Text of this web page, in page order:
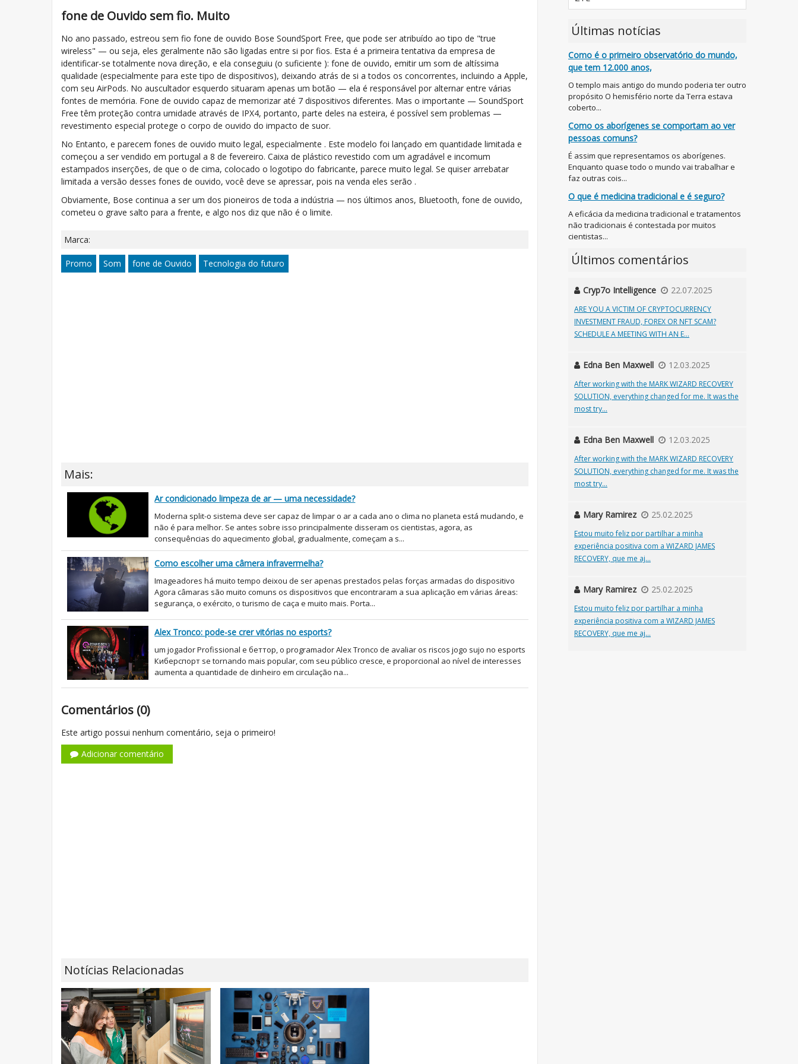
fone de Ouvido sem fio. Muito
No ano passado, estreou sem fio fone de ouvido Bose SoundSport Free, que pode ser atribuído ao tipo de "true
wireless" — ou seja, eles geralmente não são ligadas entre si por fios. Esta é a primeira tentativa da empresa de
identificar-se totalmente nova direção, e ela conseguiu (o suficiente ): fone de ouvido, emitir um som de altíssima
qualidade (especialmente para este tipo de dispositivos), deixando atrás de si a todos os concorrentes, incluindo a Apple,
com seu AirPods. No auscultador esquerdo situaram apenas um botão — ela é responsável por alternar entre várias
fontes de memória. Fone de ouvido capaz de memorizar até 7 dispositivos diferentes. Mas o importante — SoundSport
Free têm proteção contra umidade através de IPX4, portanto, parte deles na esteira, é possível sem problemas —
revestimento especial protege o corpo de ouvido do impacto de suor.
No Entanto, e parecem fones de ouvido muito legal, especialmente . Este modelo foi lançado em quantidade limitada e
começou a ser vendido em portugal a 8 de fevereiro. Caixa de plástico revestido com um agradável e incomum
estampados inserções, de que o de cima, colocado o logotipo do fabricante, parece muito legal. Se quiser arrebatar
limitada a versão desses fones de ouvido, você deve se apressar, pois na venda eles serão .
Obviamente, Bose continua a ser um dos pioneiros de toda a indústria — nos últimos anos, Bluetooth, fone de ouvido,
cometeu o grave salto para a frente, e algo nos diz que não é o limite.
Marca:
Promo Som fone de Ouvido Tecnologia do futuro
Mais:
Ar condicionado limpeza de ar — uma necessidade?
Moderna split-o sistema deve ser capaz de limpar o ar a cada ano o clima no planeta está mudando, e
não é para melhor. Se antes sobre isso principalmente disseram os cientistas, agora, as
consequências do aquecimento global, gradualmente, começam a s...
Como escolher uma câmera infravermelha?
Imageadores há muito tempo deixou de ser apenas prestados pelas forças armadas do dispositivo
Agora câmaras são muito comuns os dispositivos que encontraram a sua aplicação em várias áreas:
segurança, o exército, o turismo de caça e muito mais. Porta...
Alex Tronco: pode-se crer vitórias no esports?
um jogador Profissional e беттор, o programador Alex Tronco de avaliar os riscos jogo sujo no esports
Киберспорт se tornando mais popular, com seu público cresce, e proporcional ao nível de interesses
aumenta a quantidade de dinheiro em circulação na...
Comentários (0)
Este artigo possui nenhum comentário, seja o primeiro!
Adicionar comentário
Notícias Relacionadas
Últimas notícias
Como é o primeiro observatório do mundo,
que tem 12.000 anos,
O templo mais antigo do mundo poderia ter outro
propósito O hemisfério norte da Terra estava
coberto...
Como os aborígenes se comportam ao ver
pessoas comuns?
É assim que representamos os aborígenes.
Enquanto quase todo o mundo vai trabalhar e
faz outras cois...
O que é medicina tradicional e é seguro?
A eficácia da medicina tradicional e tratamentos
não tradicionais é contestada por muitos
cientistas...
Últimos comentários
Cryp7o Intelligence 22.07.2025
ARE YOU A VICTIM OF CRYPTOCURRENCY
INVESTMENT FRAUD, FOREX OR NFT SCAM?
SCHEDULE A MEETING WITH AN E...
Edna Ben Maxwell 12.03.2025
After working with the MARK WIZARD RECOVERY
SOLUTION, everything changed for me. It was the
most try...
Edna Ben Maxwell 12.03.2025
After working with the MARK WIZARD RECOVERY
SOLUTION, everything changed for me. It was the
most try...
Mary Ramirez 25.02.2025
Estou muito feliz por partilhar a minha
experiência positiva com a WIZARD JAMES
RECOVERY, que me aj...
Mary Ramirez 25.02.2025
Estou muito feliz por partilhar a minha
experiência positiva com a WIZARD JAMES
RECOVERY, que me aj...